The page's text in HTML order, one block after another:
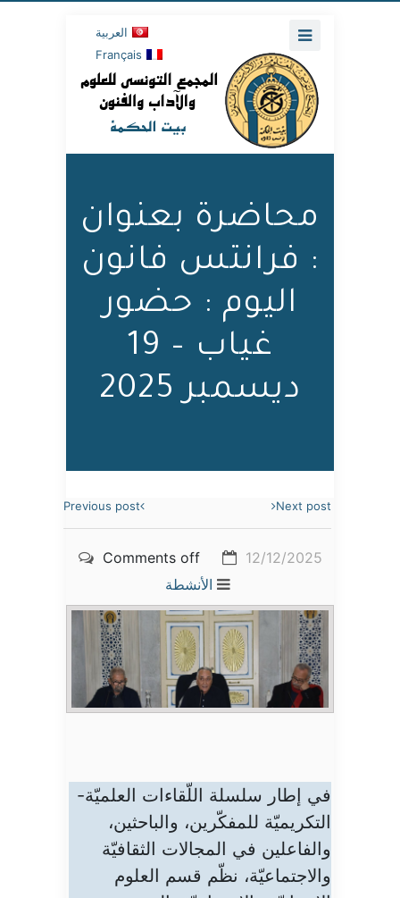
العربية
Français
محاضرة بعنوان
: فرانتس فانون
اليوم : حضور
غياب – 19
ديسمبر 2025
Previous post Next post
12/12/2025
Comments off
الأنشطة
في إطار سلسلة اللّقاءات العلميّة-
التكريميّة للمفكّرين، والباحثين،
والفاعلين في المجالات الثقافيّة
والاجتماعيّة، نظّم قسم العلوم